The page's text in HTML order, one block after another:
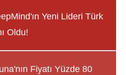
Yeni Lideri Türk
Oldu!
Fiyatı Yüzde 80